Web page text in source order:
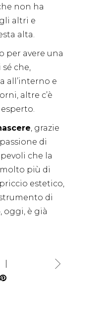
non ha
altri e
alta.
per avere una
che,
all’interno e
altre c’è
, grazie
di
che la
più di
estetico,
di
oggi, è già